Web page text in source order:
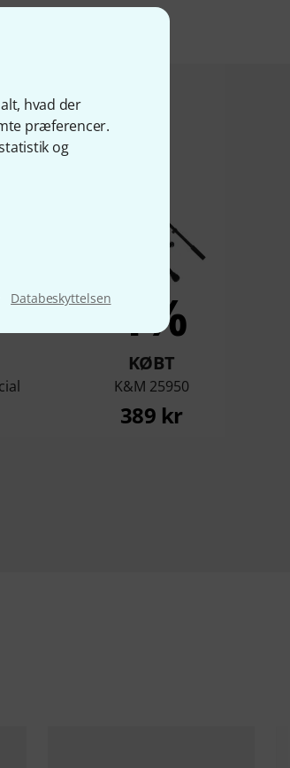
hvad der
præferencer.
og
Databeskyttelsen 4%
KØBT
K&M 25950
389 kr